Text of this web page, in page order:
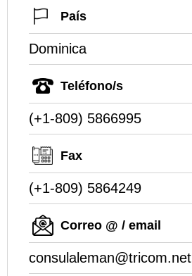
País
Dominica
Teléfono/s
(+1-809) 5866995
Fax
(+1-809) 5864249
Correo @ / email
consulaleman@tricom.net